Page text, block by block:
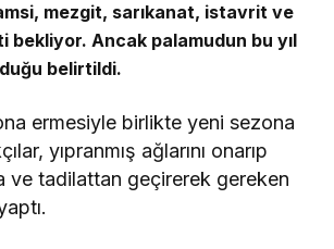
mezgit, sarıkanat, istavrit ve
bekliyor. Ancak palamudun bu yıl
belirtildi.
ermesiyle birlikte yeni sezona
yıpranmış ağlarını onarıp
ve tadilattan geçirerek gereken